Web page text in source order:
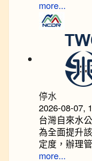
more...
停水
2026-08-07,
台灣自來水
為全面提升
定度，辦理
more...